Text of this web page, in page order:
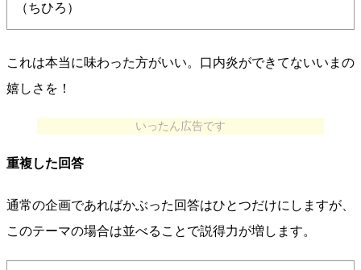
（ちひろ）
これは本当に味わった方がいい。口内炎ができてないいまの
嬉しさを！
いったん広告です
重複した回答
通常の企画であればかぶった回答はひとつだけにしますが、
このテーマの場合は並べることで説得力が増します。